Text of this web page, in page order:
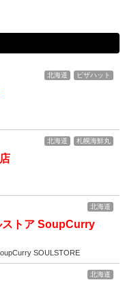
北海道 ピザハット
北海道 札幌海鮮丸
北海道
ストア SoupCurry
SOULSTORE
北海道